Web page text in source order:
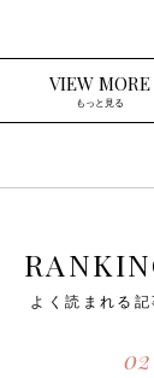
VIEW MORE
もっと見る
よく読まれる記
02